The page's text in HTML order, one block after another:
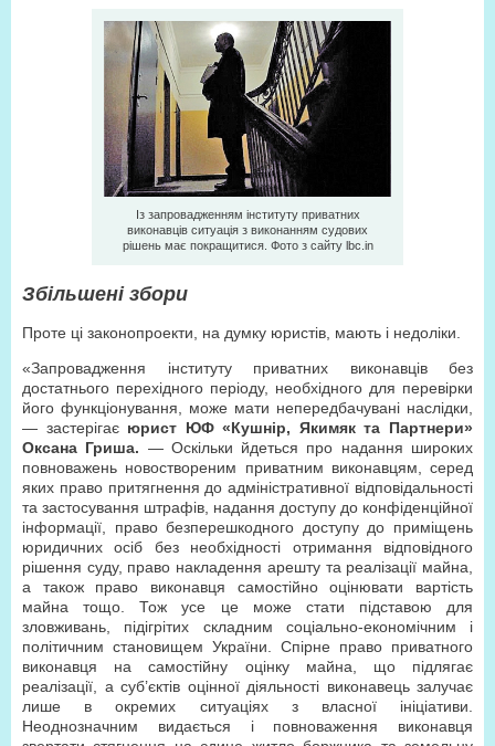
Із запровадженням інституту приватних
виконавців ситуація з виконанням судових
рішень має покращитися. Фото з сайту lbc.in
Збільшені збори
Проте ці законопроекти, на думку юристів, мають і недоліки.
«Запровадження інституту приватних виконавців без
достатнього перехідного періоду, необхідного для перевірки
його функціонування, може мати непередбачувані наслідки,
— застерігає юрист ЮФ «Кушнір, Якимяк та Партнери»
Оксана Гриша. — Оскільки йдеться про надання широких
повноважень новоствореним приватним виконавцям, серед
яких право притягнення до адміністративної відповідальності
та застосування штрафів, надання доступу до конфіденційної
інформації, право безперешкодного доступу до приміщень
юридичних осіб без необхідності отримання відповідного
рішення суду, право накладення арешту та реалізації майна,
а також право виконавця самостійно оцінювати вартість
майна тощо. Тож усе це може стати підставою для
зловживань, підігрітих складним соціально-економічним і
політичним становищем України. Спірне право приватного
виконавця на самостійну оцінку майна, що підлягає
реалізації, а суб’єктів оцінної діяльності виконавець залучає
лише в окремих ситуаціях з власної ініціативи.
Неоднозначним видається і повноваження виконавця